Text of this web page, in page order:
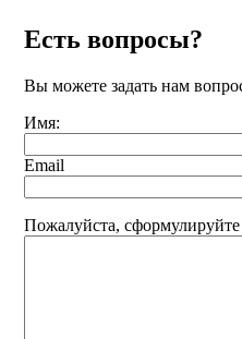
Есть вопросы?
Вы можете задать нам
Имя:
Email
Пожалуйста,